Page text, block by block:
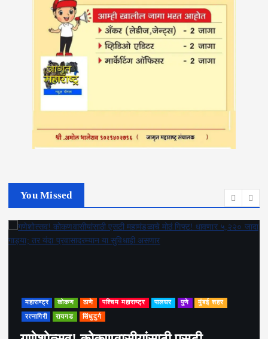
You Missed
महाराष्ट्र कोकण ठाणे पश्चिम महाराष्ट्र पालघर पुणे मुंबई शहर
रत्नागिरी रायगड सिंधुदुर्ग